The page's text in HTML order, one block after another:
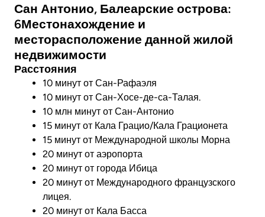
Сан Антонио, Балеарские острова:
6Местонахождение и
месторасположение данной жилой
недвижимости
Расстояния
10 минут от Сан-Рафаэля
10 минут от Сан-Хосе-де-са-Талая.
10 млн минут от Сан-Антонио
15 минут от Кала Грацио/Кала Грационета
15 минут от Международной школы Морна
20 минут от аэропорта
20 минут от города Ибица
20 минут от Международного французского
лицея.
20 минут от Кала Басса